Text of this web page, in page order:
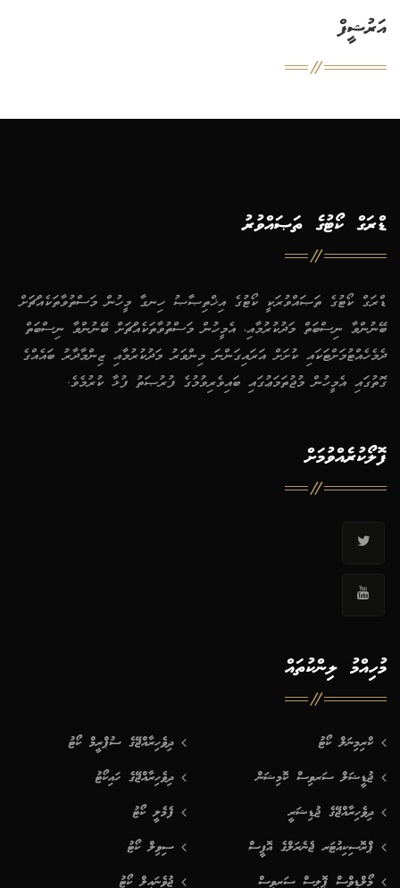
އަރުޝީފް
ޑްރަގް ކޯޓުގެ ތަޞައްވުރު
ޑްރަގް ކޯޓުގެ ތަޞައްވުރަކީ ކޯޓުގެ އިޚްތިޞާޞު ހިނގާ މީހުން މަސްތުވާތަކެއްޗަށް
ބޭނުންވާ ނިސްބަތް މަދުކުރުމާއި، އެމީހުން މަސްތުވާތަކެއްޗަށް ބޭނުންވާ ނިސްބަތް
ދެމެހެއްޓުމަށްޓަކައި ކުށަށް އަރައިގަންނަ މިންވަރު މަދުކުރުމާއި ޒިންމާދާރު ބައެއްގެ
ގޮތުގައި އެމީހުން މުޖުތަމަޢުގައި ބައިވެރިވުމުގެ ފުރުޞަތު ފުޅާ ކުރުމެވެ.
ފޮލޯކުރެއްވުމަށް
މުހިއްމު ލިންކުތައް
ދިވެހިރާއްޖޭގެ ސުޕްރީމް ކޯޓު
ދިވެހިރާއްޖޭގެ ހައިކޯޓު
ފެމެލީ ކޯޓު
ސިވިލް ކޯޓު
ޖުވެނައިލް ކޯޓު
ކްރިމިނަލް ކޯޓު
ޖުޑީޝަލް ސަރވިސް ކޮމިޝަން
ދިވެހިރާއްޖޭގެ ޖުޑިޝަރީ
ޕްރޮސިކިއުޓަރ ޖެނެރަލްގެ އޮފީސް
މޯލްޑިވްސް ޕޮލިސް ސަރވިސް